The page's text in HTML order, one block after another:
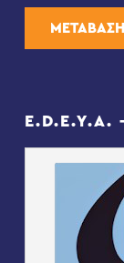
ΜΕΤΑΒΑΣΗ